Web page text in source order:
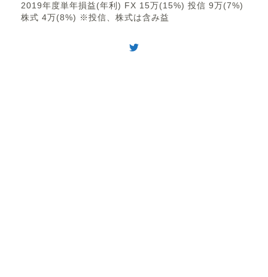
2019年度単年損益(年利) FX 15万(15%) 投信 9万(7%)
株式 4万(8%) ※投信、株式は含み益